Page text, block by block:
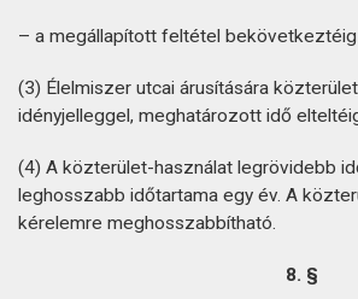
– a megállapított feltétel bekövetkeztéig
(3) Élelmiszer utcai árusítására
idényjelleggel, meghatározott idő
(4) A közterület-használat legrövidebb
leghosszabb időtartama egy év. A
kérelemre meghosszabbítható.
8. §